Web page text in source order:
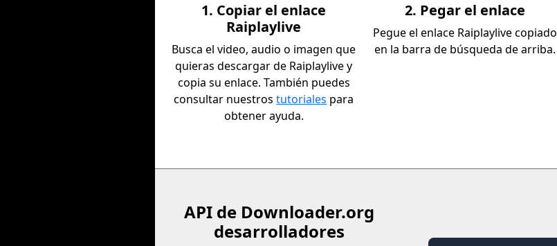
1. Copiar el enlace
Raiplaylive
Busca el video, audio o imagen que
quieras descargar de Raiplaylive y
copia su enlace. También puedes
consultar nuestrostutoriales para
obtener ayuda.
2. Pegar el enlace
Pegue el enlace Raiplaylive copiado
en la barra de búsqueda de arriba.
API de Downloader.org
desarrolladores